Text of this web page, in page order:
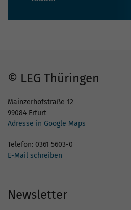
© LEG Thüringen
Mainzerhofstraße 12
99084 Erfurt
Adresse in Google Maps
Telefon: 0361 5603-0
E-Mail schreiben
Newsletter